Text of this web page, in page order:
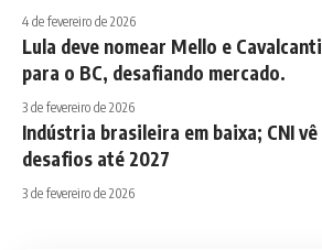
4 de fevereiro de 2026
Lula deve nomear Mello e Cavalcanti
para o BC, desafiando mercado.
3 de fevereiro de 2026
Indústria brasileira em baixa; CNI vê
desafios até 2027
3 de fevereiro de 2026